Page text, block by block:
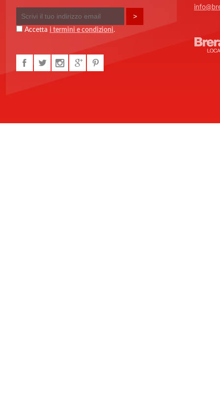
Accetta i termini e condizioni.